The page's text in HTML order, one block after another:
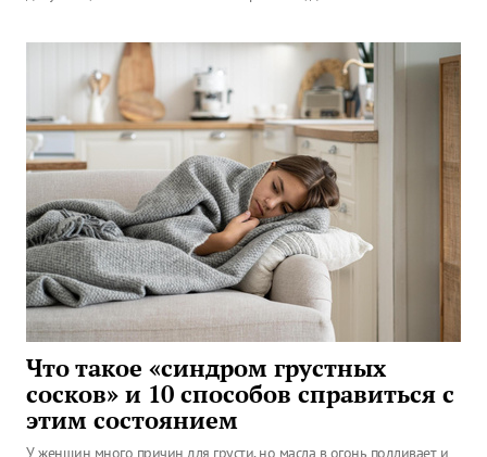
Что такое «синдром грустных
сосков» и 10 способов справиться с
этим состоянием
У женщин много причин для грусти, но масла в огонь подливает и